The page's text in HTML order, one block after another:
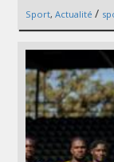
Sport, Actualité /